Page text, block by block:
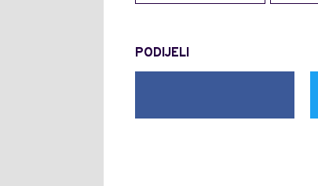
PODIJELI